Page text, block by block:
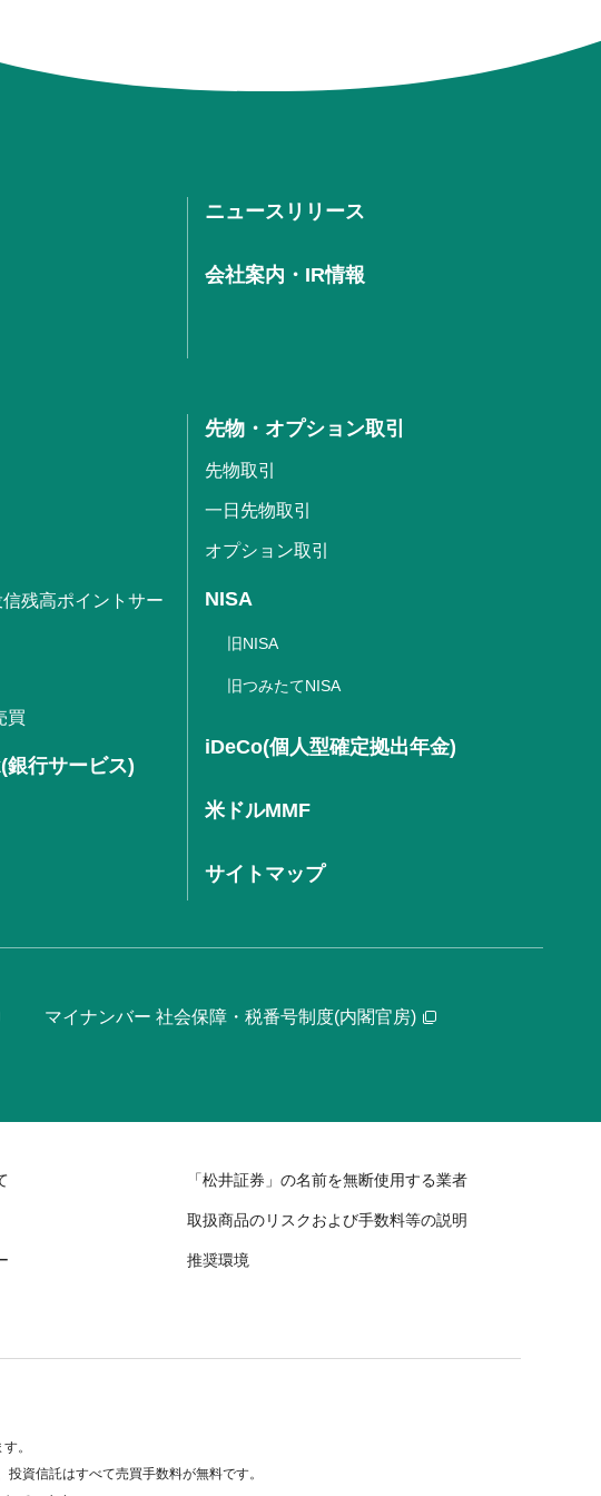
ニュースリリース
会社案内・IR情報
残高ポイントサー
買
行サービス)
先物・オプション取引
先物取引
一日先物取引
オプション取引
NISA
旧NISA
旧つみたてNISA
iDeCo(個人型確定拠出年金)
米ドルMMF
サイトマップ
マイナンバー 社会保障・税番号制度(内閣官房)
「松井証券」の名前を無断使用する業者
取扱商品のリスクおよび手数料等の説明
推奨環境
。
資信託はすべて売買手数料が無料です。